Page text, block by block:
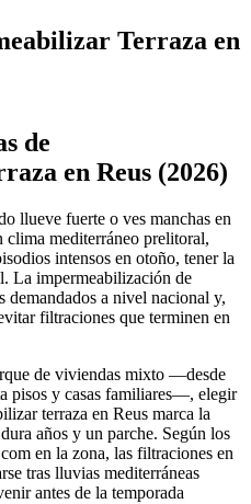
Terraza en
de
en Reus (2026)
llueve fuerte o ves manchas en
clima mediterráneo prelitoral,
intensos en otoño, tener la
La impermeabilización de
demandados a nivel nacional y,
filtraciones que terminen en
de viviendas mixto —desde
pisos y casas familiares—, elegir
terraza en Reus marca la
años y un parche. Según los
en la zona, las filtraciones en
tras lluvias mediterráneas
antes de la temporada